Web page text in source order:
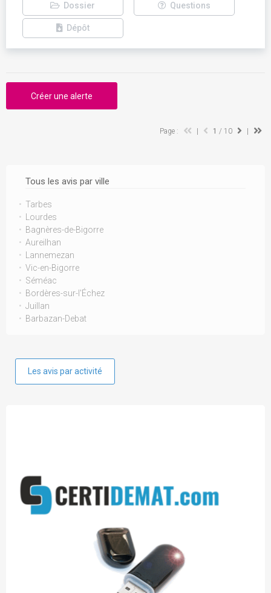
Tous les avis par ville
Tarbes
Lourdes
Bagnères-de-Bigorre
Aureilhan
Lannemezan
Vic-en-Bigorre
Séméac
Bordères-sur-l'Échez
Juillan
Barbazan-Debat
Les avis par activité
Dossier Questions
Dépôt
Créer une alerte
Page : 1 / 10